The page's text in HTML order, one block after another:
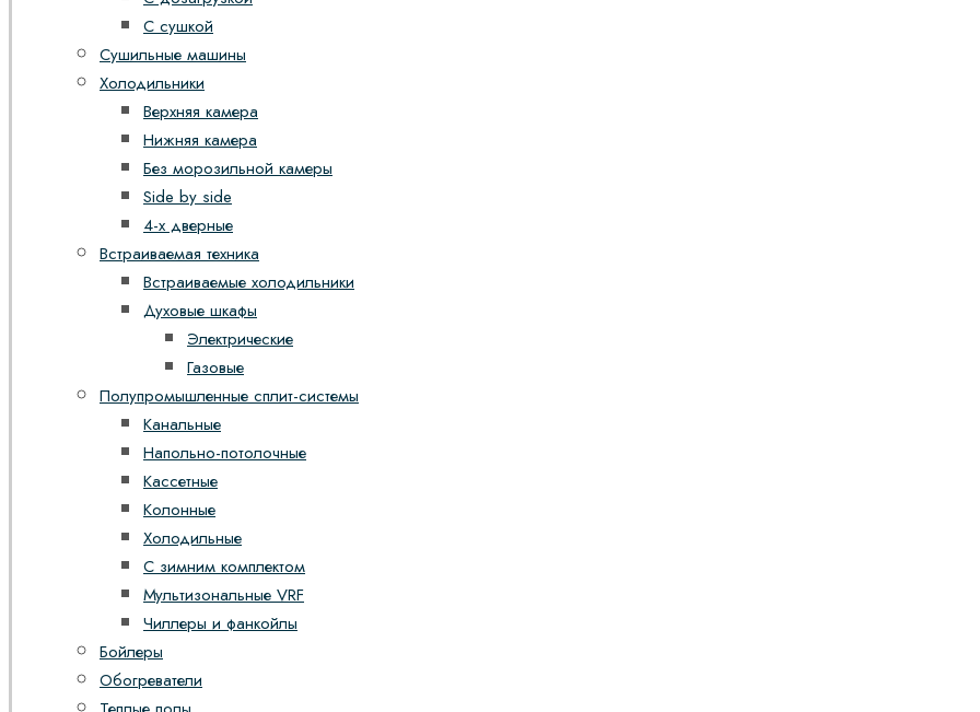
С сушкой
Сушильные машины
Холодильники
Верхняя камера
Нижняя камера
Без морозильной камеры
Side by side
4-х дверные
Встраиваемая техника
Встраиваемые холодильники
Духовые шкафы
Электрические
Газовые
Полупромышленные сплит-системы
Канальные
Напольно-потолочные
Кассетные
Колонные
Холодильные
С зимним комплектом
Мультизональные VRF
Чиллеры и фанкойлы
Бойлеры
Обогреватели